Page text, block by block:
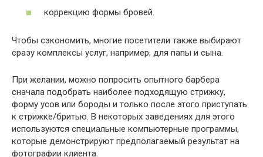
коррекцию формы бровей.
Чтобы сэкономить, многие посетители также выбирают
сразу комплексы услуг, например, для папы и сына.
При желании, можно попросить опытного барбера
сначала подобрать наиболее подходящую стрижку,
форму усов или бороды и только после этого приступать
к стрижке/бритью. В некоторых заведениях для этого
используются специальные компьютерные программы,
которые демонстрируют предполагаемый результат на
фотографии клиента.